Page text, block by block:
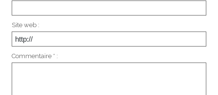
Site web :
Commentaire * :